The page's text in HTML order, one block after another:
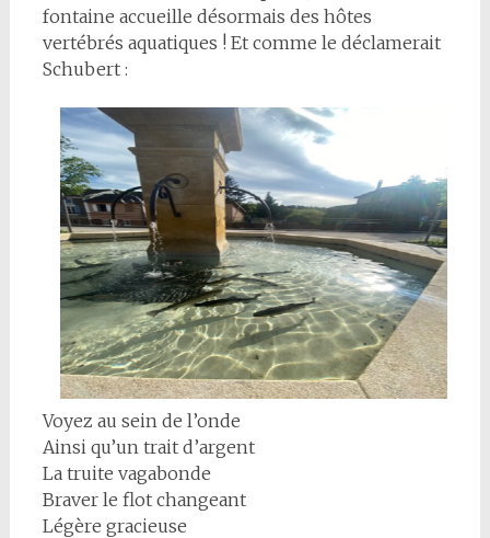
fontaine accueille désormais des hôtes
vertébrés aquatiques ! Et comme le déclamerait
Schubert :
Voyez au sein de l’onde
Ainsi qu’un trait d’argent
La truite vagabonde
Braver le flot changeant
Légère gracieuse